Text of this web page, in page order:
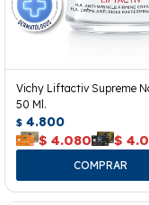
Vichy Liftactiv Supreme
50 Ml.
$ 4.800
$ 4.080 $